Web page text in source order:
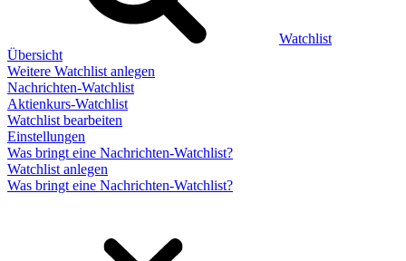
Watchlist
Übersicht
Weitere Watchlist anlegen
Nachrichten-Watchlist
Aktienkurs-Watchlist
Watchlist bearbeiten
Einstellungen
Was bringt eine Nachrichten-Watchlist?
Watchlist anlegen
Was bringt eine Nachrichten-Watchlist?